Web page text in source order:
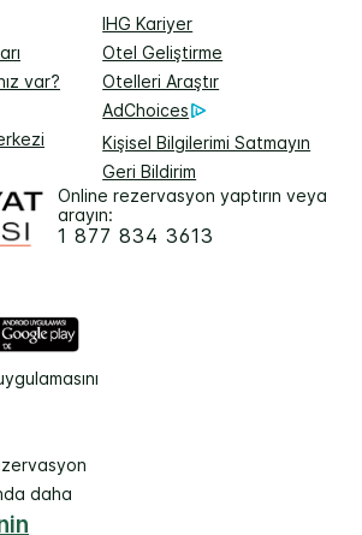
IHG Kariyer
Otel Geliştirme
var?
Otelleri Araştır
AdChoices
Kişisel Bilgilerimi Satmayın
Geri Bildirim
Online rezervasyon yaptırın veya
arayın:
1 877 834 3613
daha